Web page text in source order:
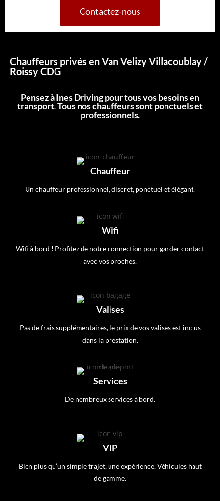
Contactez-nous
Chauffeurs privés en Van Velizy Villacoublay /
Roissy CDG
Pensez à Ines Driving pour tous vos besoins en
transport. Tous nos chauffeurs sont ponctuels et
professionnels.
Chauffeur
Un chauffeur professionnel, discret, ponctuel et élégant.
Wifi
Wifi à bord ! Profitez de notre connection pour garder contact
avec vos proches.
Valises
Pas de frais supplémentaires, le prix de vos valises est inclus
dans la prestation.
Services
De nombreux services à bord.
VIP
Bien plus qu’un simple trajet, une expérience. Véhicules haut
de gamme.